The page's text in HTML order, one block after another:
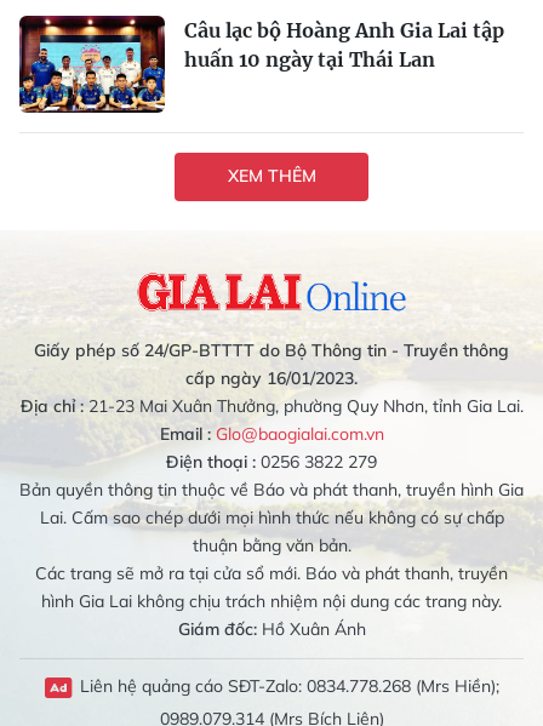
Câu lạc bộ Hoàng Anh Gia Lai tập
huấn 10 ngày tại Thái Lan
XEM THÊM
Giấy phép số 24/GP-BTTTT do Bộ Thông tin - Truyền thông
cấp ngày 16/01/2023.
Địa chỉ :21-23 Mai Xuân Thưởng, phường Quy Nhơn, tỉnh Gia Lai.
Email : Glo@baogialai.com.vn
Điện thoại : 0256 3822 279
Bản quyền thông tin thuộc về Báo và phát thanh, truyền hình Gia
Lai. Cấm sao chép dưới mọi hình thức nếu không có sự chấp
thuận bằng văn bản.
Các trang sẽ mở ra tại cửa sổ mới. Báo và phát thanh, truyền
hình Gia Lai không chịu trách nhiệm nội dung các trang này.
Giám đốc:Hồ Xuân Ánh
Liên hệ quảng cáo SĐT-Zalo: 0834.778.268 (Mrs Hiền);
0989.079.314 (Mrs Bích Liên)